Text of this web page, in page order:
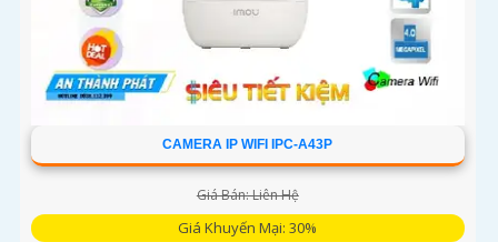
CAMERA IP WIFI IPC-A43P
Giá Bán: Liên Hệ
Giá Khuyến Mại: 30%